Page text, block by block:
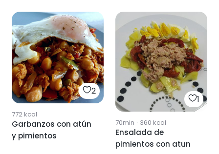
2
772kcal
Garbanzos con atún
y pimientos
1
70min · 360 kcal
Ensalada de
pimientos con atun